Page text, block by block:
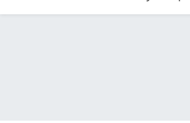
Badminton